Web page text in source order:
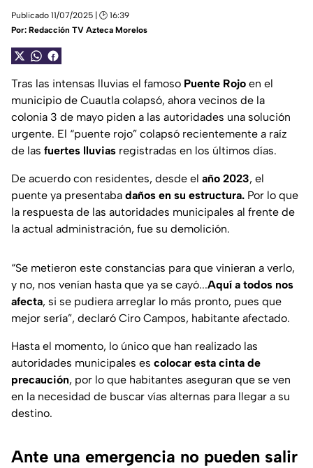
Publicado 11/07/2025 | 🕑 16:39
Por: Redacción TV Azteca Morelos
Tras las intensas lluvias el famoso Puente Rojo en el
municipio de Cuautla colapsó, ahora vecinos de la
colonia 3 de mayo piden a las autoridades una solución
urgente. El “puente rojo” colapsó recientemente a raíz
de las fuertes lluvias registradas en los últimos días.
De acuerdo con residentes, desde el año 2023, el
puente ya presentaba daños en su estructura. Por lo que
la respuesta de las autoridades municipales al frente de
la actual administración, fue su demolición.
“Se metieron este constancias para que vinieran a verlo,
y no, nos venían hasta que ya se cayó...Aquí a todos nos
afecta, si se pudiera arreglar lo más pronto, pues que
mejor sería”, declaró Ciro Campos, habitante afectado.
Hasta el momento, lo único que han realizado las
autoridades municipales es colocar esta cinta de
precaución, por lo que habitantes aseguran que se ven
en la necesidad de buscar vías alternas para llegar a su
destino.
Ante una emergencia no pueden salir